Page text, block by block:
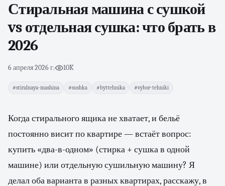
Стиральная машина с сушкой
vs отдельная сушка: что брать в
2026
6 апреля 2026 г.· 10K
#stiralnaya-mashina #sushka #byttehnika #vybor-tehniki
Когда стирального ящика не хватает, и бельё
постоянно висит по квартире — встаёт вопрос:
купить «два-в-одном» (стирка + сушка в одной
машине) или отдельную сушильную машину? Я
делал оба варианта в разных квартирах, расскажу, в